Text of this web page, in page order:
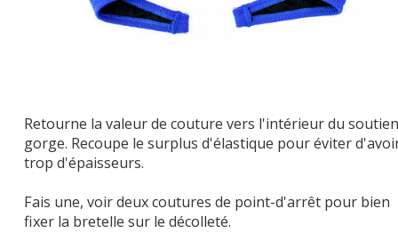
Retourne la valeur de couture vers l'intérieur du
gorge. Recoupe le surplus d'élastique pour éviter
trop d'épaisseurs.
Fais une, voir deux coutures de point-d'arrêt pour bien
fixer la bretelle sur le décolleté.